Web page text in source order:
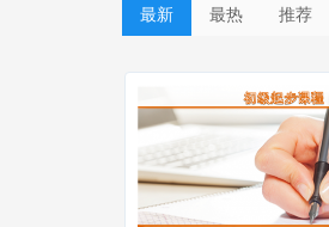
最新 最热 推荐